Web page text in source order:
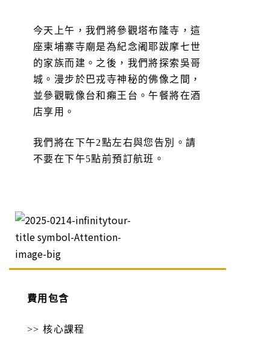
今天上午，我們將參觀塔布隆寺，這
座柬埔寨寺廟是為紀念阇耶跋摩七世
的家族而建。之後，我們將探索吳哥
城。漫步於巴戎寺神秘的佛像之間，
並參觀戰像台和癩王台。午餐將在酒
店享用。
我們將在下午2點左右與您告別。請
不要在下午5點前預訂航班。
費用包含
>> 核心課程